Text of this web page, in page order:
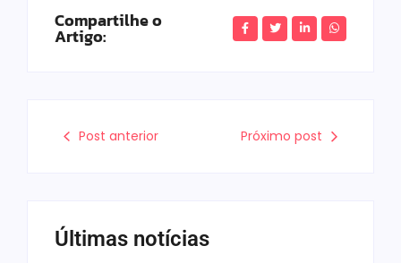
Compartilhe o
Artigo:
Post anterior Próximo post
Últimas notícias